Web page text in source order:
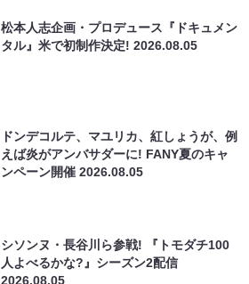
松本人志企画・プロデュース『ドキュメン
タル』米で初制作決定!2026.08.05
ドンデコルテ、マユリカ、紅しょうが、例
えば炎がアンバサダーに! FANY夏のキャ
ンペーン開催2026.08.05
シソンヌ・長谷川ら参戦! 『トモダチ100
人よべるかな?』シーズン2配信
2026.08.05